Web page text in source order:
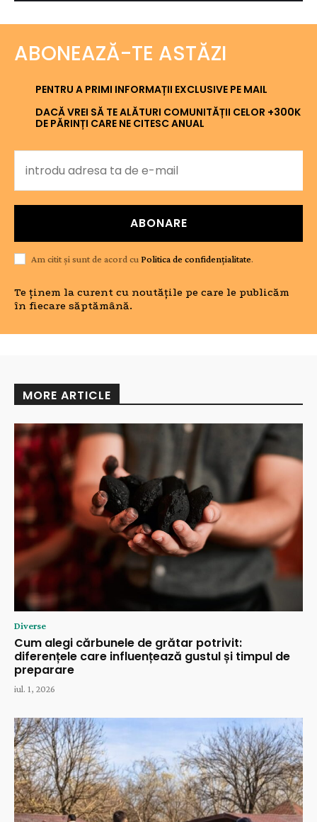
ABONEAZĂ-TE ASTĂZI
PENTRU A PRIMI INFORMAȚII EXCLUSIVE PE MAIL
DACĂ VREI SĂ TE ALĂTURI COMUNITĂȚII CELOR +300K
DE PĂRINȚI CARE NE CITESC ANUAL
ABONARE
Am citit și sunt de acord cu Politica de confidențialitate.
Te ținem la curent cu noutățile pe care le publicăm
în fiecare săptămână.
MORE ARTICLE
Diverse
Cum alegi cărbunele de grătar potrivit:
diferențele care influențează gustul și timpul de
preparare
iul. 1, 2026